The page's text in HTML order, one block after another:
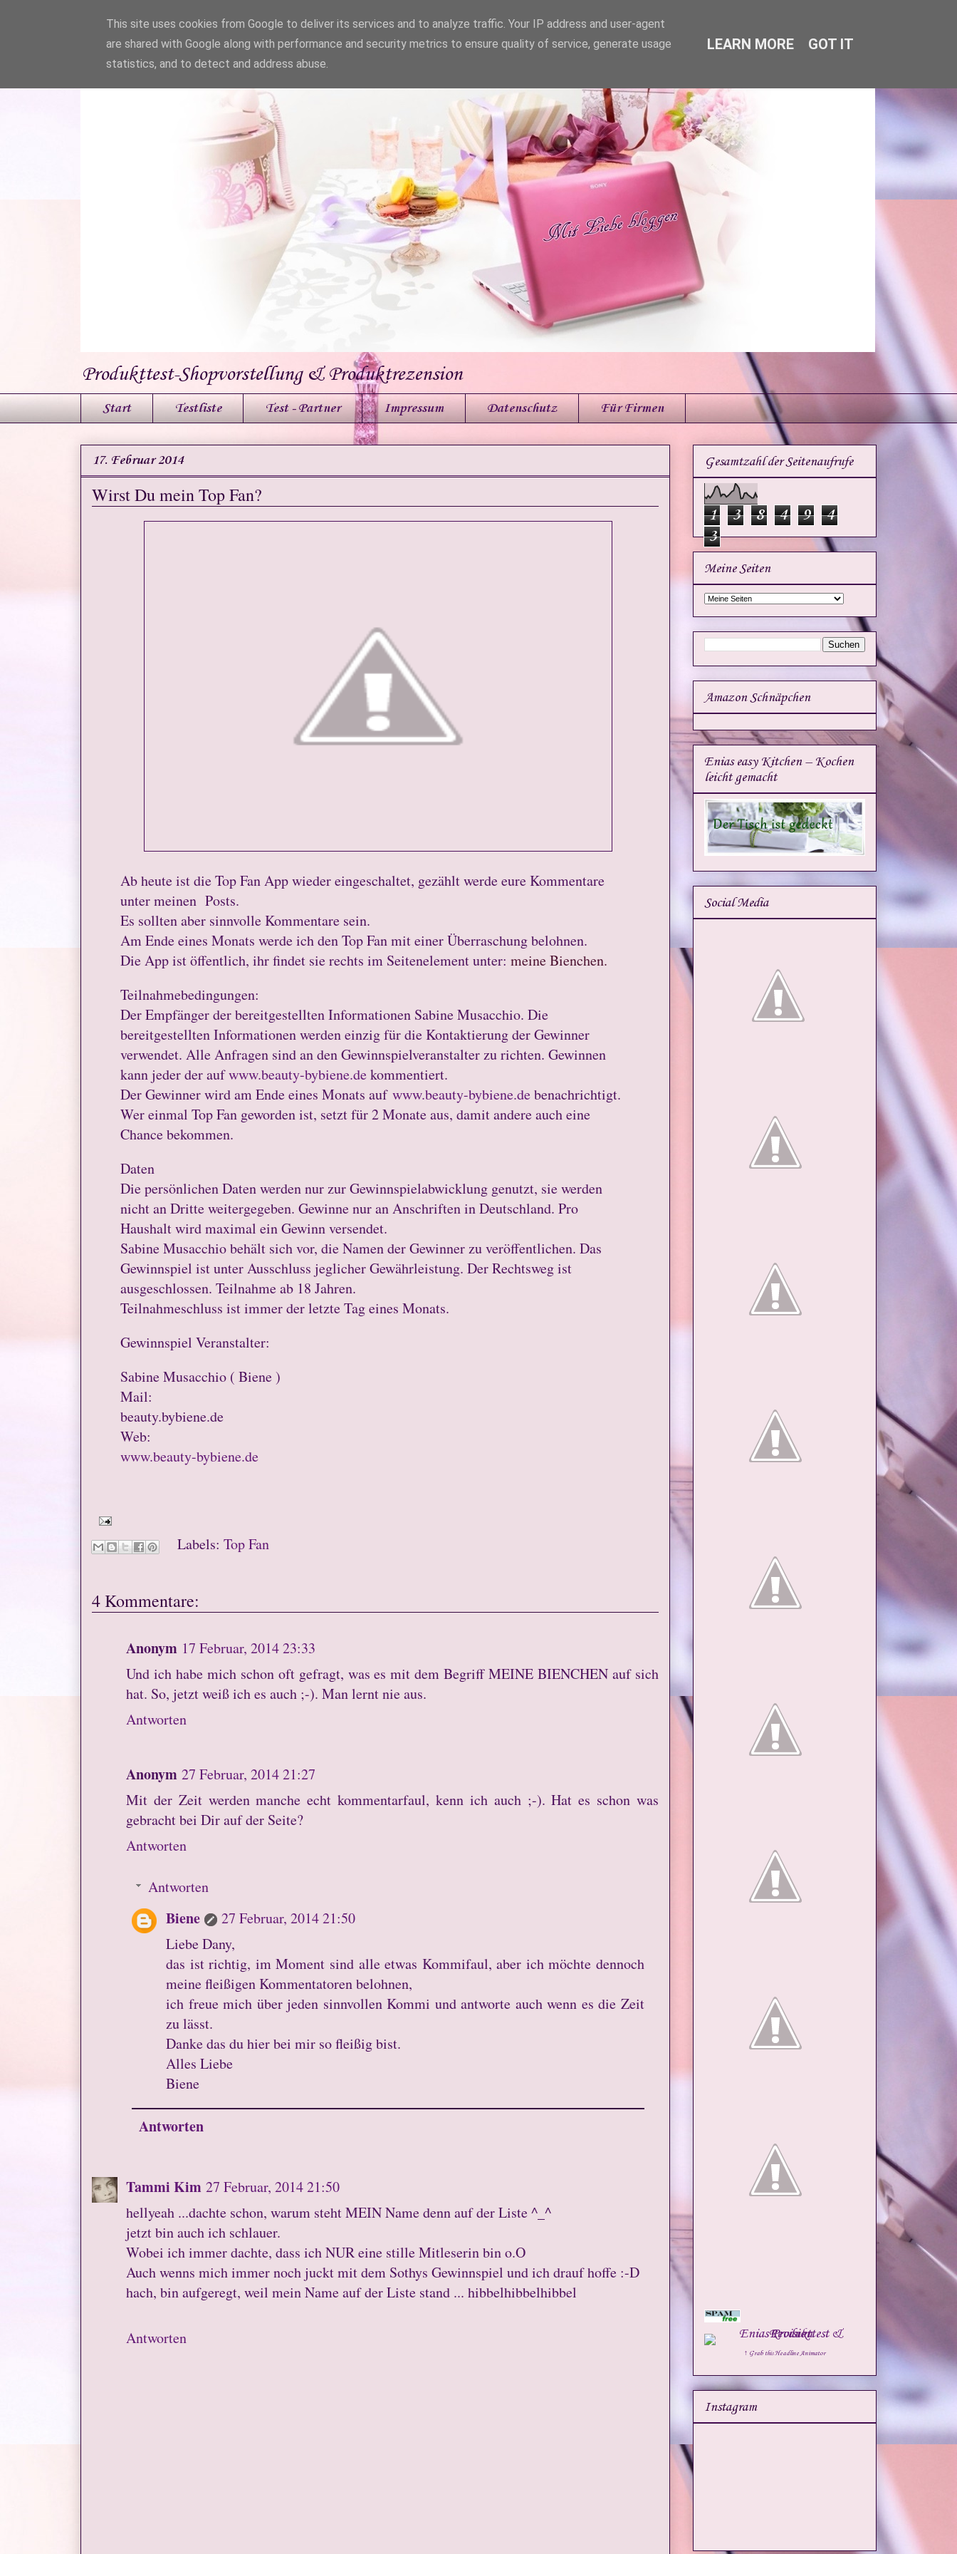
Produkttest-Shopvorstellung & Produktrezension
Start Testliste Test - Partner Impressum Datenschutz Für Firmen
17. Februar 2014
Wirst Du mein Top Fan?
Ab heute ist die Top Fan App wieder eingeschaltet, gezählt werde eure Kommentare
unter meinen Posts.
Es sollten aber sinnvolle Kommentare sein.
Am Ende eines Monats werde ich den Top Fan mit einer Überraschung belohnen.
Die App ist öffentlich, ihr findet sie rechts im Seitenelement unter: meine Bienchen.
Teilnahmebedingungen:
Der Empfänger der bereitgestellten Informationen Sabine Musacchio. Die
bereitgestellten Informationen werden einzig für die Kontaktierung der Gewinner
verwendet. Alle Anfragen sind an den Gewinnspielveranstalter zu richten. Gewinnen
kann jeder der aufwww.beauty-bybiene.dekommentiert.
Der Gewinner wird am Ende eines Monats auf www.beauty-bybiene.debenachrichtigt.
Wer einmal Top Fan geworden ist, setzt für 2 Monate aus, damit andere auch eine
Chance bekommen.
Daten
Die persönlichen Daten werden nur zur Gewinnspielabwicklung genutzt, sie werden
nicht an Dritte weitergegeben. Gewinne nur an Anschriften in Deutschland. Pro
Haushalt wird maximal ein Gewinn versendet.
Sabine Musacchio behält sich vor, die Namen der Gewinner zu veröffentlichen. Das
Gewinnspiel ist unter Ausschluss jeglicher Gewährleistung. Der Rechtsweg ist
ausgeschlossen. Teilnahme ab 18 Jahren.
Teilnahmeschluss ist immer der letzte Tag eines Monats.
Gewinnspiel Veranstalter:
Sabine Musacchio ( Biene )
Mail:
beauty.bybiene.de
Web:
www.beauty-bybiene.de
Labels: Top Fan
4 Kommentare:
Anonym 17 Februar, 2014 23:33
Und ich habe mich schon oft gefragt, was es mit dem Begriff MEINE BIENCHEN auf sich
hat. So, jetzt weiß ich es auch ;-). Man lernt nie aus.
Antworten
Anonym 27 Februar, 2014 21:27
Mit der Zeit werden manche echt kommentarfaul, kenn ich auch ;-). Hat es schon was
gebracht bei Dir auf der Seite?
Antworten
Antworten
Biene
27 Februar, 2014 21:50
Liebe Dany,
das ist richtig, im Moment sind alle etwas Kommifaul, aber ich möchte dennoch
meine fleißigen Kommentatoren belohnen,
ich freue mich über jeden sinnvollen Kommi und antworte auch wenn es die Zeit
zu lässt.
Danke das du hier bei mir so fleißig bist.
Alles Liebe
Biene
Antworten
Tammi Kim 27 Februar, 2014 21:50
hellyeah ...dachte schon, warum steht MEIN Name denn auf der Liste ^_^
jetzt bin auch ich schlauer.
Wobei ich immer dachte, dass ich NUR eine stille Mitleserin bin o.O
Auch wenns mich immer noch juckt mit dem Sothys Gewinnspiel und ich drauf hoffe :-D
hach, bin aufgeregt, weil mein Name auf der Liste stand ... hibbelhibbelhibbel
Antworten
Gesamtzahl der Seitenaufrufe
1 3 8 4 9
4
3
Meine Seiten
Amazon Schnäpchen
Enias easy Kitchen – Kochen
leicht gemacht
Social Media
↑ Grab this Headline Animator
Instagram
This site uses cookies from Google to deliver its services and to analyze traffic. Your IP address and user-agent
are shared with Google along with performance and security metrics to ensure quality of service, generate usage
statistics, and to detect and address abuse.
LEARN MORE GOT IT